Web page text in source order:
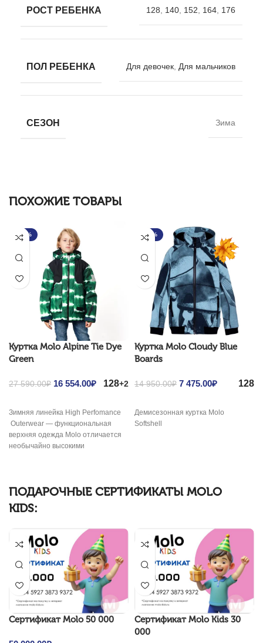
РОСТ РЕБЕНКА 128, 140, 152, 164, 176
ПОЛ РЕБЕНКА Для девочек, Для мальчиков
СЕЗОН Зима
ПОХОЖИЕ ТОВАРЫ
-40%
Куртка Molo Alpine Tie Dye
Green
27 590.00₽ Original price was:
16 554.00₽ Current
554.00₽.
128+2
Зимняя линейка High Perfomance
Outerwear — функциональная
верхняя одежда Molo отличается
необычайно высокими
-50%
Куртка Molo Cloudy Blue
Boards
14 950.00₽ Original price was:
7 475.00₽ Current
475.00₽.
128
Демисезонная куртка Molo
Softshell
ПОДАРОЧНЫЕ СЕРТИФИКАТЫ MOLO
KIDS:
Cертификат Molo 50 000
Cертификат Molo Kids 30
000